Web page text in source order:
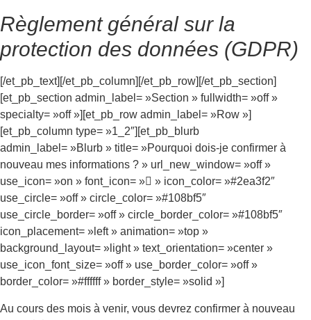
Règlement général sur la
protection des données (GDPR)
[/et_pb_text][/et_pb_column][/et_pb_row][/et_pb_section]
[et_pb_section admin_label= »Section » fullwidth= »off »
specialty= »off »][et_pb_row admin_label= »Row »]
[et_pb_column type= »1_2″][et_pb_blurb
admin_label= »Blurb » title= »Pourquoi dois-je confirmer à
nouveau mes informations ? » url_new_window= »off »
use_icon= »on » font_icon= » » icon_color= »#2ea3f2″
use_circle= »off » circle_color= »#108bf5″
use_circle_border= »off » circle_border_color= »#108bf5″
icon_placement= »left » animation= »top »
background_layout= »light » text_orientation= »center »
use_icon_font_size= »off » use_border_color= »off »
border_color= »#ffffff » border_style= »solid »]
Au cours des mois à venir, vous devrez confirmer à nouveau